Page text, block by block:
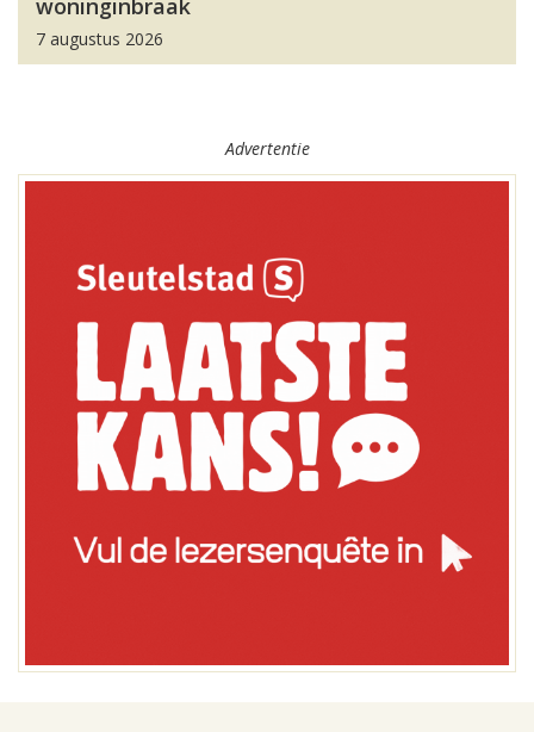
woninginbraak
7 augustus 2026
Advertentie